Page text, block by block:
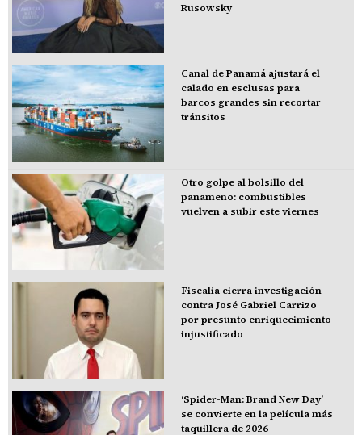
Rusowsky
Canal de Panamá ajustará el
calado en esclusas para
barcos grandes sin recortar
tránsitos
Otro golpe al bolsillo del
panameño: combustibles
vuelven a subir este viernes
Fiscalía cierra investigación
contra José Gabriel Carrizo
por presunto enriquecimiento
injustificado
‘Spider-Man: Brand New Day’
se convierte en la película más
taquillera de 2026